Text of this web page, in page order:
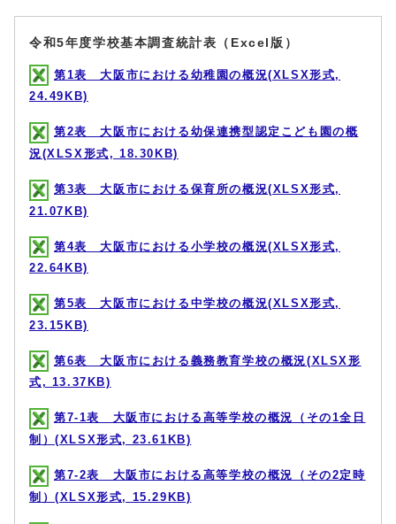
令和5年度学校基本調査統計表（Excel版）
第1表 大阪市における幼稚園の概況(XLSX形式,
24.49KB)
第2表 大阪市における幼保連携型認定こども園の概
況(XLSX形式, 18.30KB)
第3表 大阪市における保育所の概況(XLSX形式,
21.07KB)
第4表 大阪市における小学校の概況(XLSX形式,
22.64KB)
第5表 大阪市における中学校の概況(XLSX形式,
23.15KB)
第6表 大阪市における義務教育学校の概況(XLSX形
式, 13.37KB)
第7-1表 大阪市における高等学校の概況（その1全日
制）(XLSX形式, 23.61KB)
第7-2表 大阪市における高等学校の概況（その2定時
制）(XLSX形式, 15.29KB)